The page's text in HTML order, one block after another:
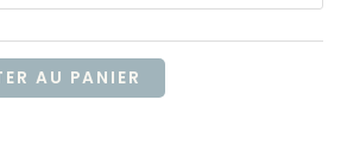
AU PANIER